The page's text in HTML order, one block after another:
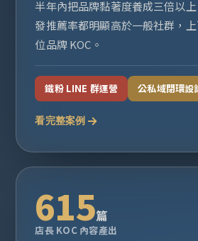
半年內把品牌黏著度養成三倍以
發推薦率都明顯高於一般社群，
位品牌 KOC。
鐵粉 LINE 群運營 公私域閉環設
看完整案例
615篇
店長 KOC 內容產出